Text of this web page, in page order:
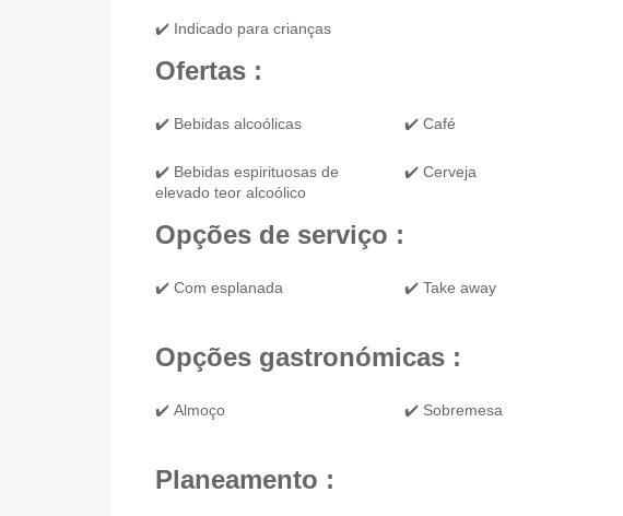
✔️ Indicado para crianças
Ofertas :
✔️ Bebidas alcoólicas
✔️ Bebidas espirituosas de
elevado teor alcoólico
✔️ Café
✔️ Cerveja
Opções de serviço :
✔️ Com esplanada ✔️ Take away
Opções gastronómicas :
✔️ Almoço ✔️ Sobremesa
Planeamento :